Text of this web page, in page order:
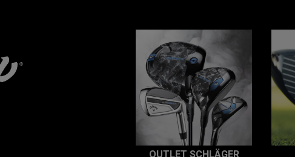
OUTLET SCHLÄGER